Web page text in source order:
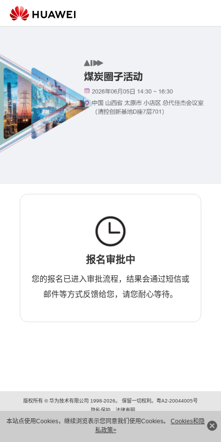
本站点使用Cookies，继续浏览表示您同意我们使用Cookies。 Cookies和隐
私政策>
报名审批中
您的报名已进入审批流程，结果会通过短信或
邮件等方式反馈给您，请您耐心等待。
版权所有 © 华为技术有限公司 1998-2026。 保留一切权利。粤A2-20044005号
隐私保护
法律声明